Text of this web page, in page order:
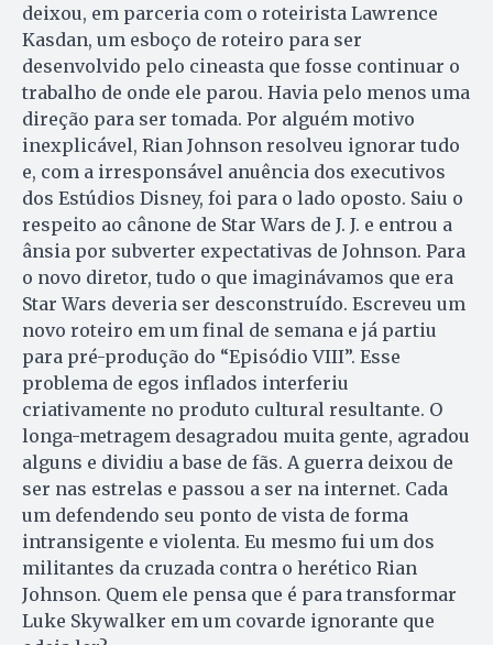
deixou, em parceria com o roteirista Lawrence
Kasdan, um esboço de roteiro para ser
desenvolvido pelo cineasta que fosse continuar o
trabalho de onde ele parou. Havia pelo menos uma
direção para ser tomada. Por alguém motivo
inexplicável, Rian Johnson resolveu ignorar tudo
e, com a irresponsável anuência dos executivos
dos Estúdios Disney, foi para o lado oposto. Saiu o
respeito ao cânone de Star Wars de J. J. e entrou a
ânsia por subverter expectativas de Johnson. Para
o novo diretor, tudo o que imaginávamos que era
Star Wars deveria ser desconstruído. Escreveu um
novo roteiro em um final de semana e já partiu
para pré-produção do “Episódio VIII”. Esse
problema de egos inflados interferiu
criativamente no produto cultural resultante. O
longa-metragem desagradou muita gente, agradou
alguns e dividiu a base de fãs. A guerra deixou de
ser nas estrelas e passou a ser na internet. Cada
um defendendo seu ponto de vista de forma
intransigente e violenta. Eu mesmo fui um dos
militantes da cruzada contra o herético Rian
Johnson. Quem ele pensa que é para transformar
Luke Skywalker em um covarde ignorante que